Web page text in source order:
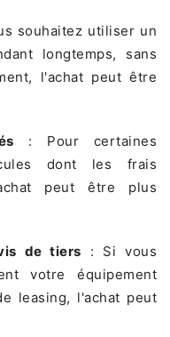
souhaitez utiliser un
longtemps, sans
l'achat peut être
: Pour certaines
dont les frais
peut être plus
de tiers : Si vous
votre équipement
leasing, l'achat peut